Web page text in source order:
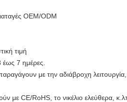
OEM/ODM
τιμή
7 ημέρες.
με την αδιάβροχη
με CE/RoHS, το νικέλιο ελεύθερα,